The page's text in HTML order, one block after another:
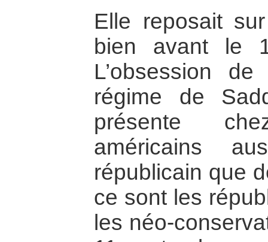
Elle reposait
bien avant le
L’obsession
régime de
présente
américains
républicain que
ce sont les
les néo-